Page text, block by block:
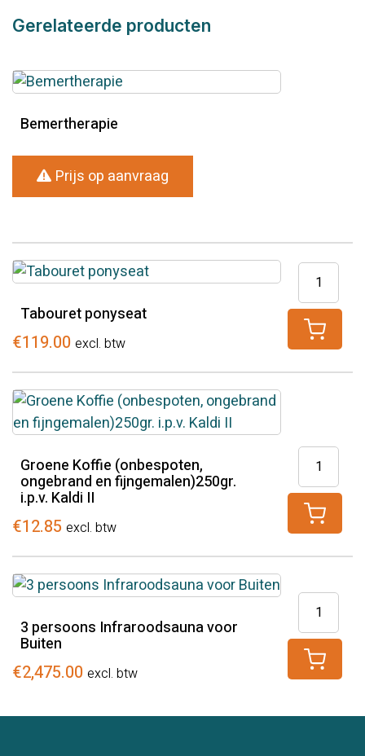
Gerelateerde producten
Bemertherapie
Prijs op aanvraag
Tabouret ponyseat
€119.00 excl. btw
Tabouret
ponyseat
aantal
Groene Koffie (onbespoten,
ongebrand en fijngemalen)250gr.
i.p.v. Kaldi II
€12.85 excl. btw
Groene
Koffie
i.p.v.
Kaldi
II
aantal
3 persoons Infraroodsauna voor
Buiten
€2,475.00 excl. btw
3
persoons
voor
aantal